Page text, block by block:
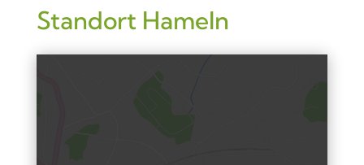
Standort Hameln